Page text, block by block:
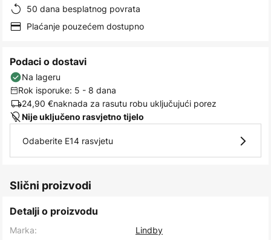
50 dana besplatnog povrata
Plaćanje pouzećem dostupno
Podaci o dostavi
Na lageru
Rok isporuke: 5 - 8 dana
24,90 €naknada za rasutu robu uključujući porez
Nije uključeno rasvjetno tijelo
Odaberite E14 rasvjetu
Slični proizvodi
Detalji o proizvodu
Marka:
Lindby